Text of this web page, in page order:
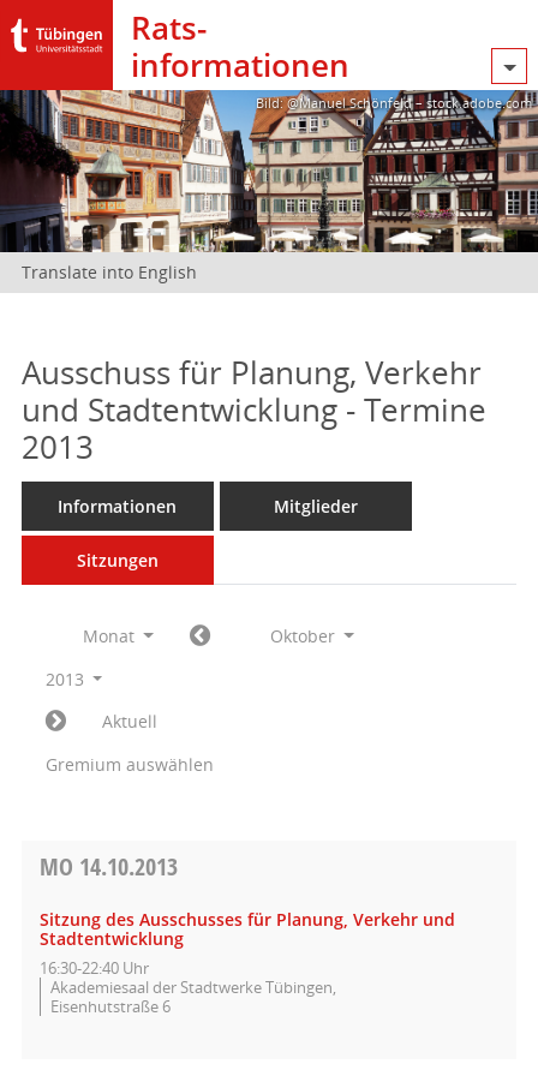
Rats­
informationen
Bild: @Manuel Schönfeld – stock.adobe.com
Translate into English
Ausschuss für Planung, Verkehr
und Stadtentwicklung - Termine
2013
Informationen Mitglieder
Sitzungen
Monat
Oktober
2013
Aktuell
Gremium auswählen
MO 14.10.2013
Sitzung des Ausschusses für Planung, Verkehr und
Stadtentwicklung
16:30-22:40 Uhr
Akademiesaal der Stadtwerke Tübingen,
Eisenhutstraße 6